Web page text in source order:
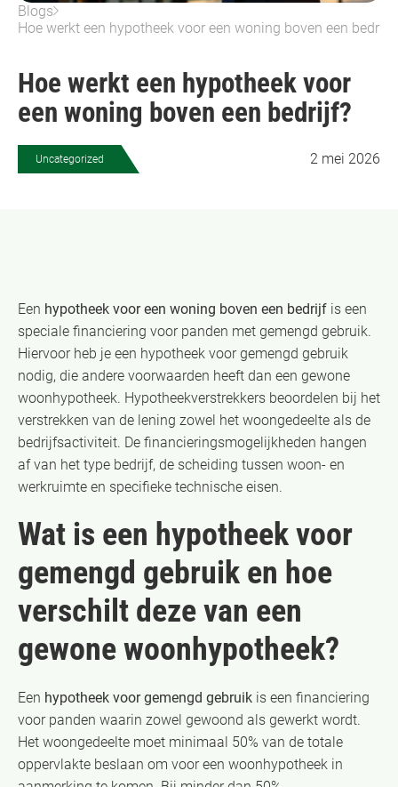
Blogs
Hoe werkt een hypotheek voor een woning boven een bedrijf?
Hoe werkt een hypotheek voor
een woning boven een bedrijf?
Uncategorized 2 mei 2026
Een hypotheek voor een woning boven een bedrijf is een
speciale financiering voor panden met gemengd gebruik.
Hiervoor heb je een hypotheek voor gemengd gebruik
nodig, die andere voorwaarden heeft dan een gewone
woonhypotheek. Hypotheekverstrekkers beoordelen bij het
verstrekken van de lening zowel het woongedeelte als de
bedrijfsactiviteit. De financieringsmogelijkheden hangen
af van het type bedrijf, de scheiding tussen woon- en
werkruimte en specifieke technische eisen.
Wat is een hypotheek voor
gemengd gebruik en hoe
verschilt deze van een
gewone woonhypotheek?
Een hypotheek voor gemengd gebruik is een financiering
voor panden waarin zowel gewoond als gewerkt wordt.
Het woongedeelte moet minimaal 50% van de totale
oppervlakte beslaan om voor een woonhypotheek in